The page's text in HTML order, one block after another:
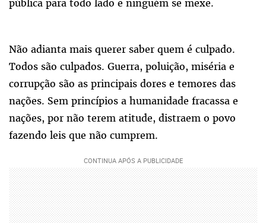
pública para todo lado e ninguém se mexe.
Não adianta mais querer saber quem é culpado.
Todos são culpados. Guerra, poluição, miséria e
corrupção são as principais dores e temores das
nações. Sem princípios a humanidade fracassa e
nações, por não terem atitude, distraem o povo
fazendo leis que não cumprem.